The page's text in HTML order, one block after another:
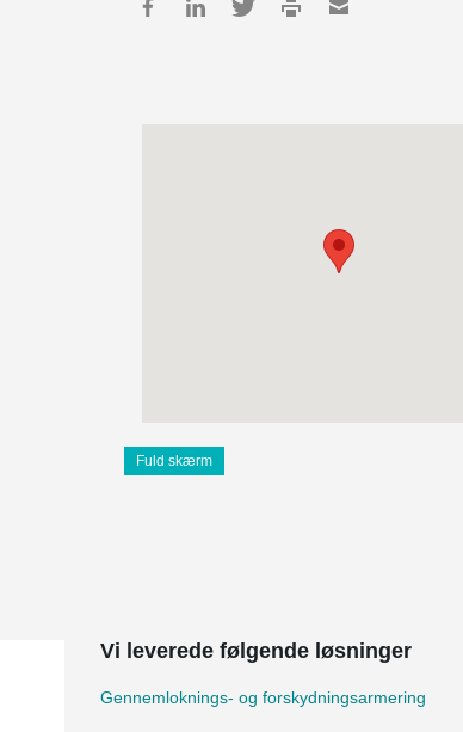
Fuld skærm
Vi leverede følgende løsninger
Gennemloknings- og forskydningsarmering